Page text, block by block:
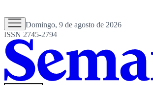
Domingo, 9 de agosto de 2026
ISSN 2745-2794